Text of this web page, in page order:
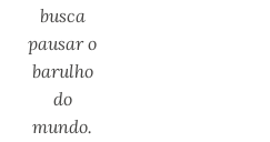
busca
pausar o
barulho
do
mundo.